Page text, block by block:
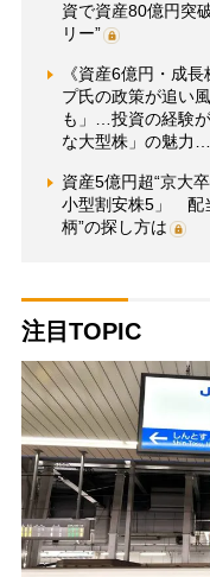
資で資産80億円突
リー”
《資産6億円・成
プ氏の政策が追い
も」…投資の経験
な大型株」の魅力…
資産5億円超“京大
小型割安株5」 配
柄”の探し方は
注目TOPIC